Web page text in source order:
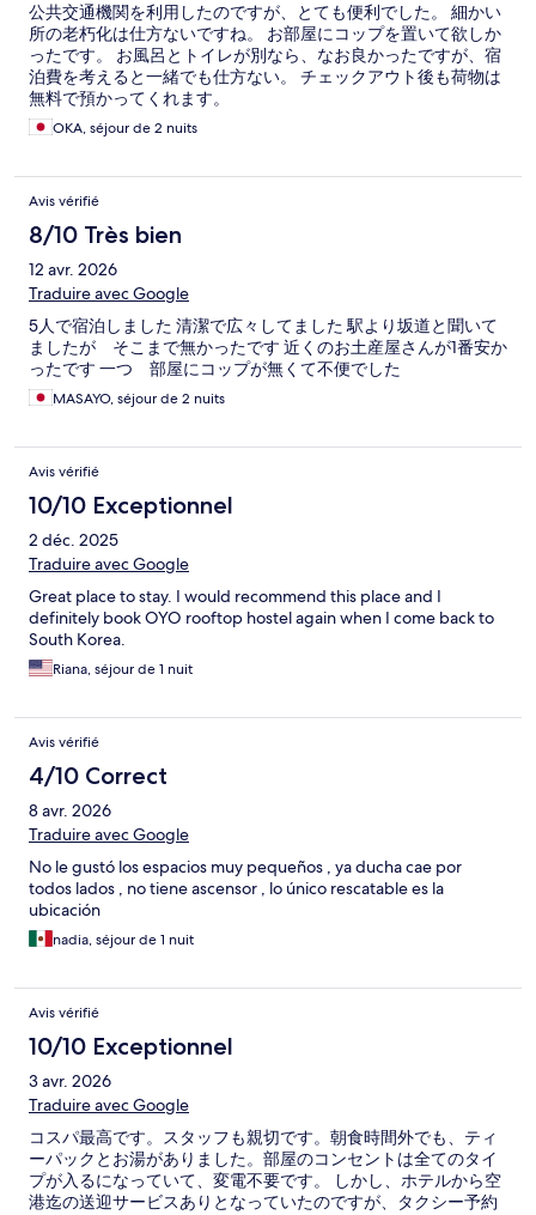
公共交通機関を利用したのですが、とても便利でした。 細かい
所の老朽化は仕方ないですね。 お部屋にコップを置いて欲しか
ったです。 お風呂とトイレが別なら、なお良かったですが、宿
泊費を考えると一緒でも仕方ない。 チェックアウト後も荷物は
無料で預かってくれます。
OKA, séjour de 2 nuits
Avis vérifié
8/10 Très bien
12 avr. 2026
Traduire avec Google
5人で宿泊しました 清潔で広々してました 駅より坂道と聞いて
ましたが そこまで無かったです 近くのお土産屋さんが1番安か
ったです 一つ 部屋にコップが無くて不便でした
MASAYO, séjour de 2 nuits
Avis vérifié
10/10 Exceptionnel
2 déc. 2025
Traduire avec Google
Great place to stay. I would recommend this place and I
definitely book OYO rooftop hostel again when I come back to
South Korea.
Riana, séjour de 1 nuit
Avis vérifié
4/10 Correct
8 avr. 2026
Traduire avec Google
No le gustó los espacios muy pequeños , ya ducha cae por
todos lados , no tiene ascensor , lo único rescatable es la
ubicación
nadia, séjour de 1 nuit
Avis vérifié
10/10 Exceptionnel
3 avr. 2026
Traduire avec Google
コスパ最高です。スタッフも親切です。朝食時間外でも、ティ
ーパックとお湯がありました。部屋のコンセントは全てのタイ
プが入るになっていて、変電不要です。 しかし、ホテルから空
港迄の送迎サービスありとなっていたのですが、タクシー予約